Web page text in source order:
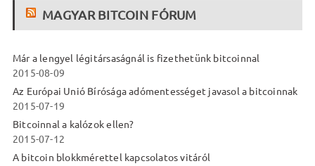
MAGYAR BITCOIN FÓRUM
Már a lengyel légitársaságnál is fizethetünk bitcoinnal
2015-08-09
Az Európai Unió Bírósága adómentességet javasol a bitcoinnak
2015-07-19
Bitcoinnal a kalózok ellen?
2015-07-12
A bitcoin blokkmérettel kapcsolatos vitáról